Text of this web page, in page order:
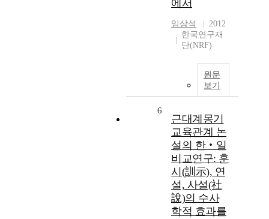
에서
임상석
2012
한국연구재
단(NRF)
원문
보기
6
근대계몽기
교육관계 논
설의 한‧일
비교연구: 훈
시(訓示), 연
설, 사설(社
說)의 수사
학적 효과를